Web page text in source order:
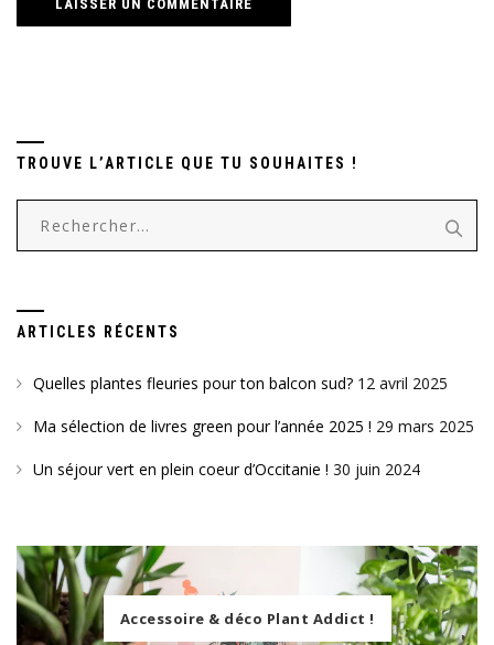
TROUVE L’ARTICLE QUE TU SOUHAITES !
ARTICLES RÉCENTS
Quelles plantes fleuries pour ton balcon sud? 12 avril 2025
Ma sélection de livres green pour l’année 2025 ! 29 mars 2025
Un séjour vert en plein coeur d’Occitanie ! 30 juin 2024
Accessoire & déco Plant Addict !